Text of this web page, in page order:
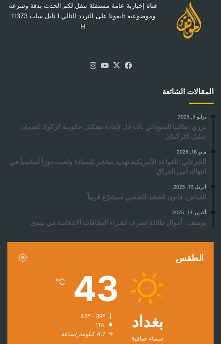
قناة إخبارية عامة مستقلة ننقل لكم الحدث بدقة وسرعة
وموضوعية تابعونا على التردد التالي I نايل سات 11373
H
فيسبوك
‫X
‫YouTube
المقالات الشائعة
يوليو 5, 2025
ترزي: طالبنا السوداني بالتدخل لإعادة تشكيل حكومة كركوك لضمان
تمثيل التركمان
مايو 16, 2026
الخزعلي: القواعد الأمريكية تهديد مباشر للسيادة ولعبت دوراً أساسياً في
انتهاك أمن العراق
أبريل 10, 2025
الفياض: قانون الحشد الشعبي سيشرّع قريباً
أكتوبر 13, 2025
يوسف : أموال طائلة تصرف لشراء البطاقات الانتخابية في نينوى
الطقس
بغداد
سماء صافية
43
℃
11%
4.7 كيلومتر/ساعة